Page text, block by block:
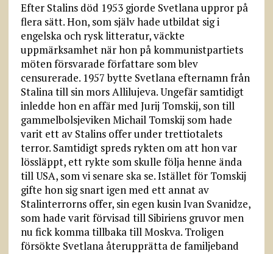
Efter Stalins död 1953 gjorde Svetlana uppror på
flera sätt. Hon, som själv hade utbildat sig i
engelska och rysk litteratur, väckte
uppmärksamhet när hon på kommunistpartiets
möten försvarade författare som blev
censurerade. 1957 bytte Svetlana efternamn från
Stalina till sin mors Allilujeva. Ungefär samtidigt
inledde hon en affär med Jurij Tomskij, son till
gammelbolsjeviken Michail Tomskij som hade
varit ett av Stalins offer under trettiotalets
terror. Samtidigt spreds rykten om att hon var
lössläppt, ett rykte som skulle följa henne ända
till USA, som vi senare ska se. Istället för Tomskij
gifte hon sig snart igen med ett annat av
Stalinterrorns offer, sin egen kusin Ivan Svanidze,
som hade varit förvisad till Sibiriens gruvor men
nu fick komma tillbaka till Moskva. Troligen
försökte Svetlana återupprätta de familjeband